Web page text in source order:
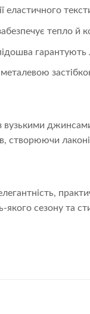
еластичного
тепло
гарантують
вузькими
створюючи
якого сезону та